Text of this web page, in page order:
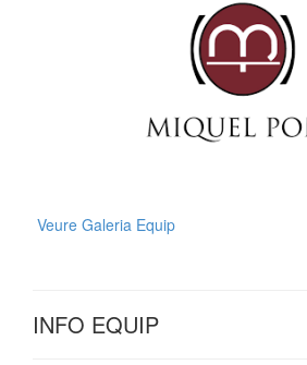
Veure Galeria Equip
INFO EQUIP